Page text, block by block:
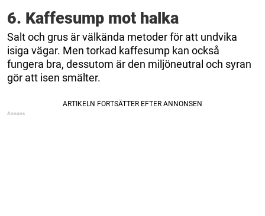
6. Kaffesump mot halka
Salt och grus är välkända metoder för att undvika
isiga vägar. Men torkad kaffesump kan också
fungera bra, dessutom är den miljöneutral och syran
gör att isen smälter.